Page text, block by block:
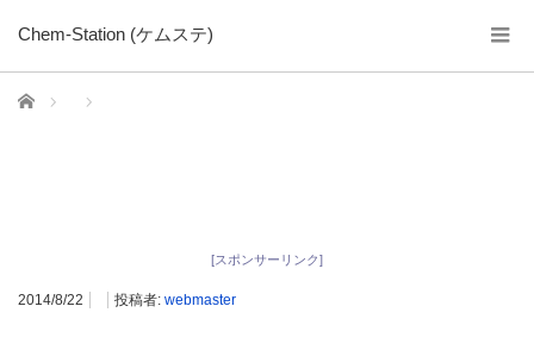
Chem-Station (ケムステ)
ホーム
[スポンサーリンク]
2014/8/22 投稿者: webmaster